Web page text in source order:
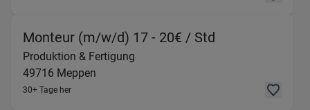
Monteur (m/w/d) 17 - 20€ / Std
Produktion & Fertigung
49716 Meppen
30+ Tage her